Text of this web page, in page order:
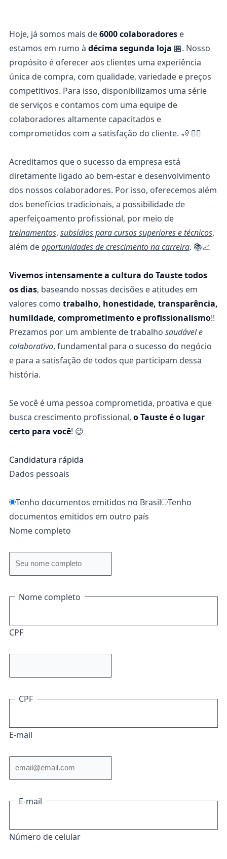
Hoje, já somos mais de6000 colaboradores e
estamos em rumo à décima segunda loja 🏪. Nosso
propósito é oferecer aos clientes uma experiência
única de compra, com qualidade, variedade e preços
competitivos. Para isso, disponibilizamos uma série
de serviços e contamos com uma equipe de
colaboradores altamente capacitados e
comprometidos com a satisfação do cliente. 🧏 🧏‍♂️
Acreditamos que o sucesso da empresa está
diretamente ligado ao bem-estar e desenvolvimento
dos nossos colaboradores. Por isso, oferecemos além
dos benefícios tradicionais, a possibilidade de
aperfeiçoamento profissional, por meio de
treinamentos, subsídios para cursos superiores e técnicos,
além deoportunidades de crescimento na carreira. 📚📈
Vivemos intensamente a cultura do Tauste todos
os dias, baseando nossas decisões e atitudes em
valores como trabalho, honestidade, transparência,
humildade, comprometimento e profissionalismo!!
Prezamos por um ambiente de trabalho saudável e
colaborativo, fundamental para o sucesso do negócio
e para a satisfação de todos que participam dessa
história.
Se você é uma pessoa comprometida, proativa e que
busca crescimento profissional, o Tauste é o lugar
certo para você! 😉
Candidatura rápida
Dados pessoais
Tenho documentos emitidos no Brasil
Tenho
documentos emitidos em outro país
Nome completo
Nome completo
CPF
CPF
E-mail
E-mail
Número de celular